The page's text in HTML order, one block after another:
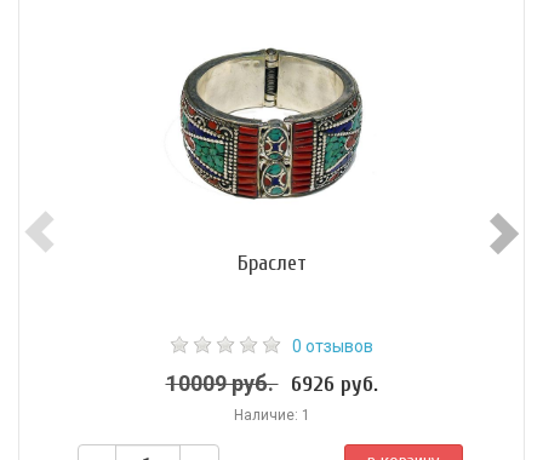
Браслет
0 отзывов
10009 руб.6926 руб.
Наличие: 1